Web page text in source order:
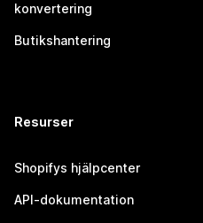
konvertering
Butikshantering
Resurser
Shopifys hjälpcenter
API-dokumentation